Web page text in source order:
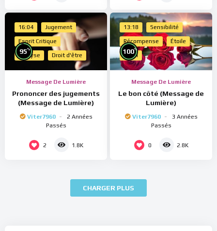
16:04 Jugement
Esprit Critique
Analyse Droit d'être
95%
Message De Lumière
Prononcer des jugements
(Message de Lumière)
Viter7960
2 Années
Passés
2 1.8K
13:18 Sensibilité
Récompense Étoile
Merci
100%
Message De Lumière
Le bon côté (Message de
Lumière)
Viter7960
3 Années
Passés
0 2.8K
CHARGER PLUS